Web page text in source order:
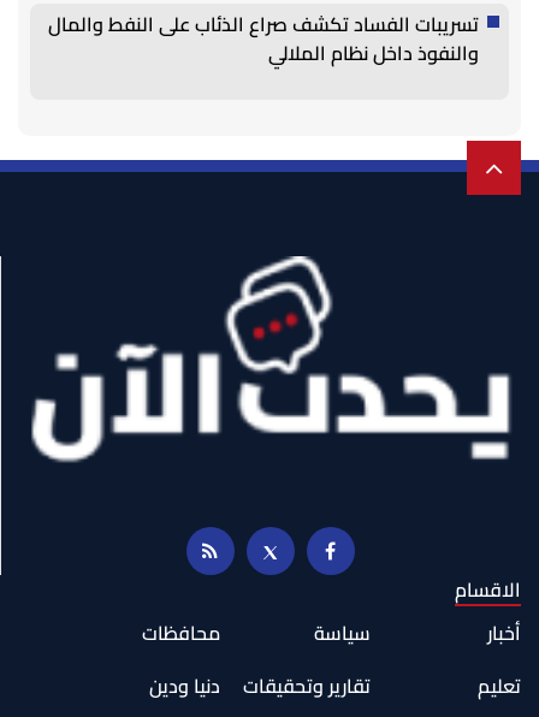
تسريبات الفساد تكشف صراع الذئاب على النفط والمال
والنفوذ داخل نظام الملالي
الاقسام
أخبار
سياسة
محافظات
تعليم
تقارير وتحقيقات
دنيا ودين